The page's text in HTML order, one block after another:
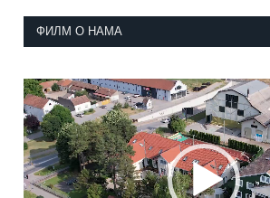
ФИЛМ О НАМА
Прегледач
видео
записа